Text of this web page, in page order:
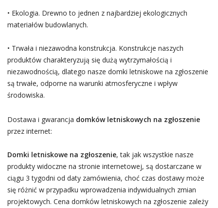
• Ekologia. Drewno to jednen z najbardziej ekologicznych
materiałów budowlanych.
• Trwała i niezawodna konstrukcja. Konstrukcje naszych
produktów charakteryzują się dużą wytrzymałością i
niezawodnością, dlatego nasze domki letniskowe na zgłoszenie
są trwałe, odporne na warunki atmosferyczne i wpływ
środowiska.
Dostawa i gwarancja domków letniskowych na zgłoszenie
przez internet:
Domki letniskowe na zgłoszenie, tak jak wszystkie nasze
produkty widoczne na stronie internetowej, są dostarczane w
ciągu 3 tygodni od daty zamówienia, choć czas dostawy może
się różnić w przypadku wprowadzenia indywidualnych zmian
projektowych. Cena domków letniskowych na zgłoszenie zależy